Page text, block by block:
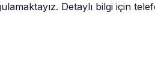
Detaylı bilgi için